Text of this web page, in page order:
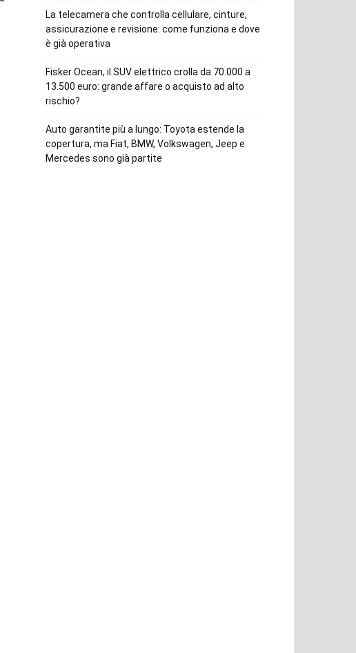
La telecamera che controlla cellulare, cinture,
assicurazione e revisione: come funziona e dove
è già operativa
Fisker Ocean, il SUV elettrico crolla da 70.000 a
13.500 euro: grande affare o acquisto ad alto
rischio?
Auto garantite più a lungo: Toyota estende la
copertura, ma Fiat, BMW, Volkswagen, Jeep e
Mercedes sono già partite